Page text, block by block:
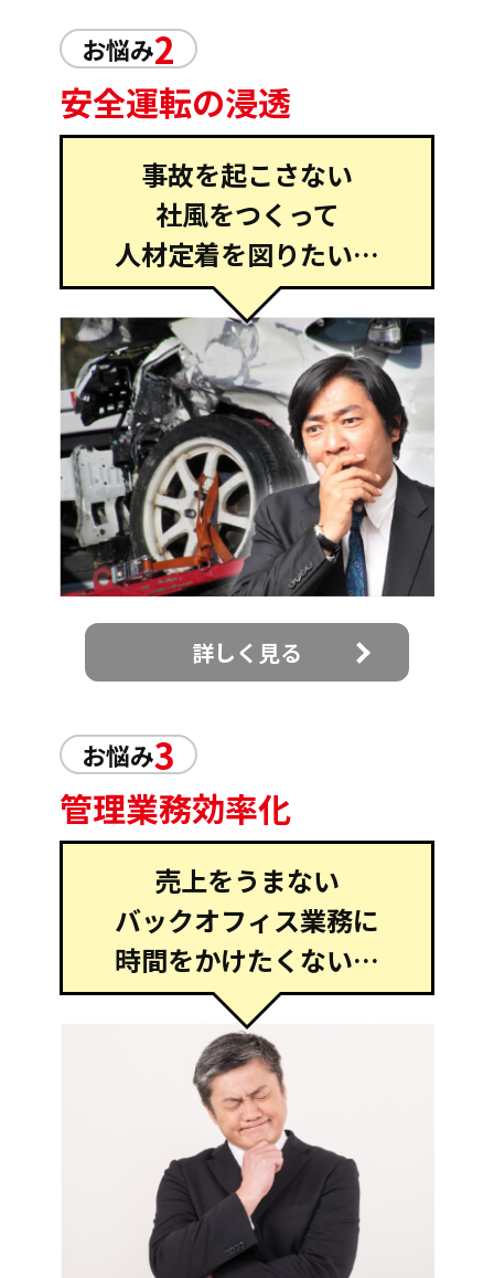
お悩み2
安全運転の浸透
事故を起こさない
社風をつくって
人材定着を図りたい…
詳しく見る
お悩み3
管理業務効率化
売上をうまない
バックオフィス業務に
時間をかけたくない…